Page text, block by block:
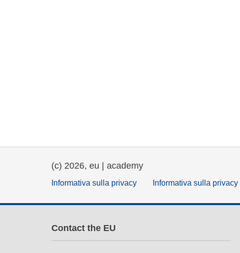
(c) 2026, eu | academy
Informativa sulla privacy Informativa sulla privacy
Contact the EU